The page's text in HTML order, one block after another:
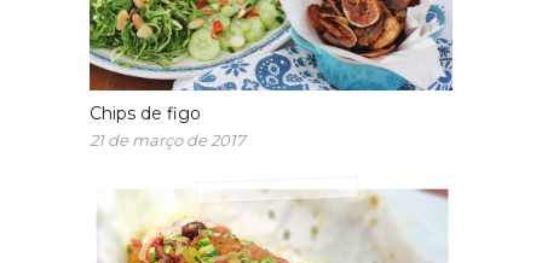
Chips de figo
21 de março de 2017